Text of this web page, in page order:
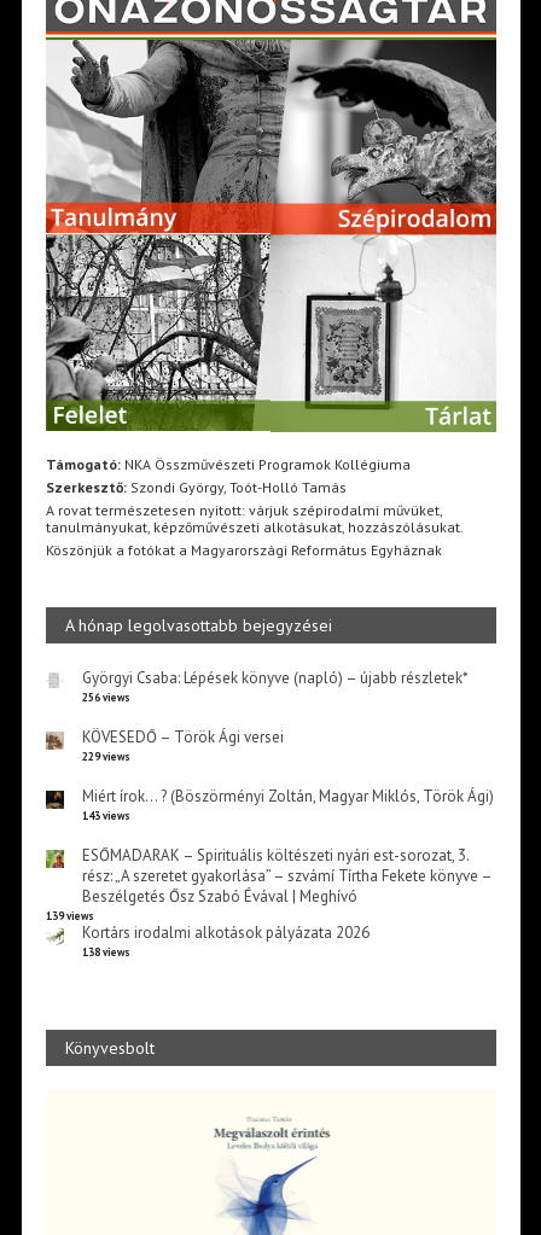
Támogató:NKA Összművészeti Programok Kollégiuma
Szerkesztő:Szondi György, Toót-Holló Tamás
A rovat természetesen nyitott: várjuk szépirodalmi művüket,
tanulmányukat, képzőművészeti alkotásukat, hozzászólásukat.
Köszönjük a fotókat a Magyarországi Református Egyháznak
A hónap legolvasottabb bejegyzései
Györgyi Csaba: Lépések könyve (napló) – újabb részletek*
256 views
KÖVESEDŐ – Török Ági versei
229 views
Miért írok… ? (Böszörményi Zoltán, Magyar Miklós, Török Ági)
143 views
ESŐMADARAK – Spirituális költészeti nyári est-sorozat, 3.
rész: „A szeretet gyakorlása” – szvámí Tírtha Fekete könyve –
Beszélgetés Ősz Szabó Évával | Meghívó
139 views
Kortárs irodalmi alkotások pályázata 2026
138 views
Könyvesbolt